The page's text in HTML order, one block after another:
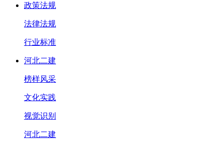
政策法规
法律法规
行业标准
河北二建
榜样风采
文化实践
视觉识别
河北二建